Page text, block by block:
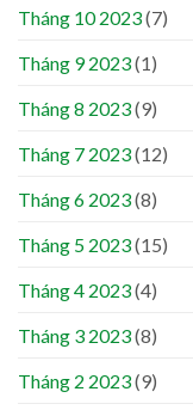
Tháng 10 2023(7)
Tháng 9 2023(1)
Tháng 8 2023(9)
Tháng 7 2023(12)
Tháng 6 2023(8)
Tháng 5 2023(15)
Tháng 4 2023(4)
Tháng 3 2023(8)
Tháng 2 2023(9)